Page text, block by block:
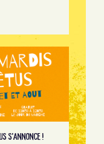
S'ANNONCE !